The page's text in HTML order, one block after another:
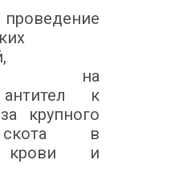
проведение
на
к
крупного
скота в
крови и